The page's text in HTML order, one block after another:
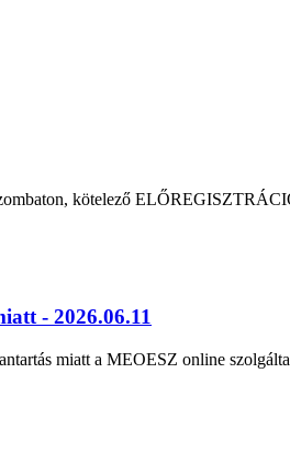
kötelező
- 2026.06.11
miatt a MEOESZ online